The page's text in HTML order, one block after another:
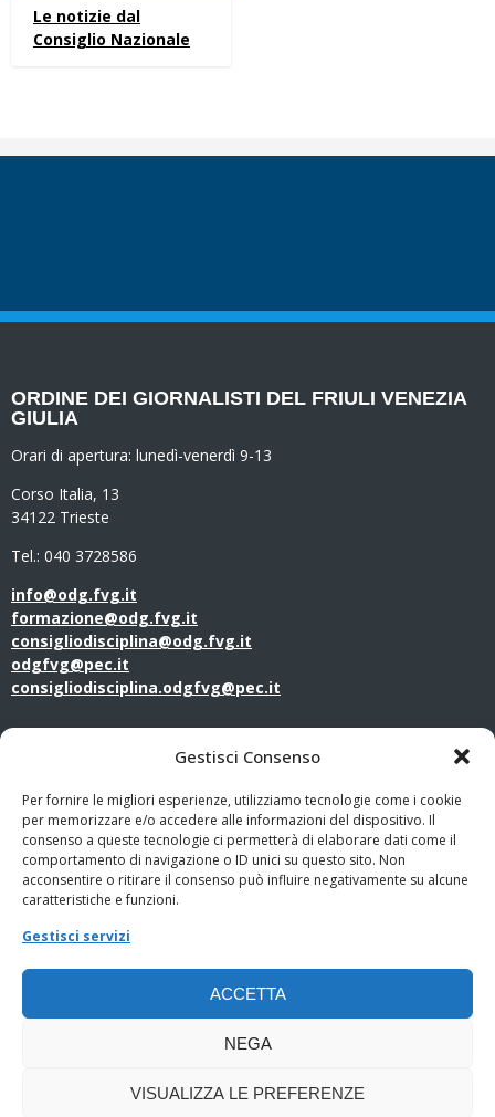
Gestisci Consenso
Per fornire le migliori esperienze, utilizziamo tecnologie come i cookie
per memorizzare e/o accedere alle informazioni del dispositivo. Il
consenso a queste tecnologie ci permetterà di elaborare dati come il
comportamento di navigazione o ID unici su questo sito. Non
acconsentire o ritirare il consenso può influire negativamente su alcune
caratteristiche e funzioni.
Gestisci servizi
ACCETTA
NEGA
VISUALIZZA LE PREFERENZE
Le notizie dal
Consiglio Nazionale
ORDINE DEI GIORNALISTI DEL FRIULI VENEZIA
GIULIA
Orari di apertura: lunedì-venerdì 9-13
Corso Italia, 13
34122 Trieste
Tel.: 040 3728586
info@odg.fvg.it
formazione@odg.fvg.it
consigliodisciplina@odg.fvg.it
odgfvg@pec.it
consigliodisciplina.odgfvg@pec.it
Privacy Policy
PagoPA
Cookie Policy